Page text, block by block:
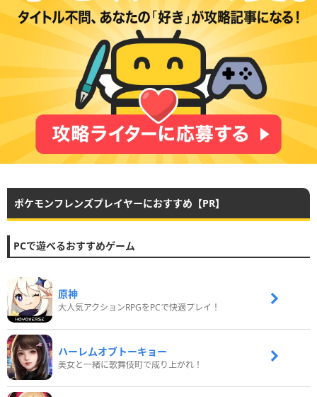
ポケモンフレンズプレイヤーにおすすめ【PR】
PCで遊べるおすすめゲーム
原神
大人気アクションRPGをPCで快適プレイ！
ハーレムオブトーキョー
美女と一緒に歌舞伎町で成り上がれ！